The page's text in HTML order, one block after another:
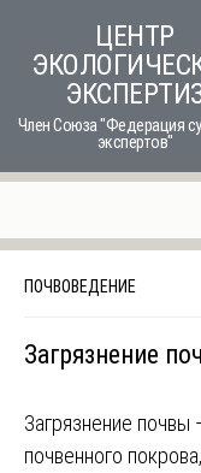
content
ЦЕНТР
Член Союза "Федерация
экспертов"
ПОЧВОВЕДЕНИЕ
Загрязнение
Загрязнение
почвенного